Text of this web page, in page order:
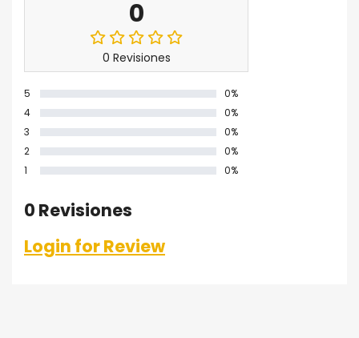
0
0 Revisiones
5
0%
4
0%
3
0%
2
0%
1
0%
0 Revisiones
Login for Review